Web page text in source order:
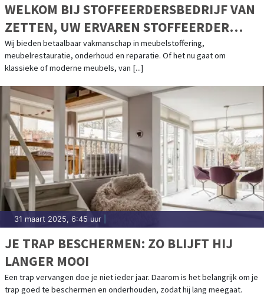
WELKOM BIJ STOFFEERDERSBEDRIJF VAN
ZETTEN, UW ERVAREN STOFFEERDER
SINDS 1938
Wij bieden betaalbaar vakmanschap in meubelstoffering,
meubelrestauratie, onderhoud en reparatie. Of het nu gaat om
klassieke of moderne meubels, van [...]
31 maart 2025, 6:45 uur
JE TRAP BESCHERMEN: ZO BLIJFT HIJ
LANGER MOOI
Een trap vervangen doe je niet ieder jaar. Daarom is het belangrijk om je
trap goed te beschermen en onderhouden, zodat hij lang meegaat.